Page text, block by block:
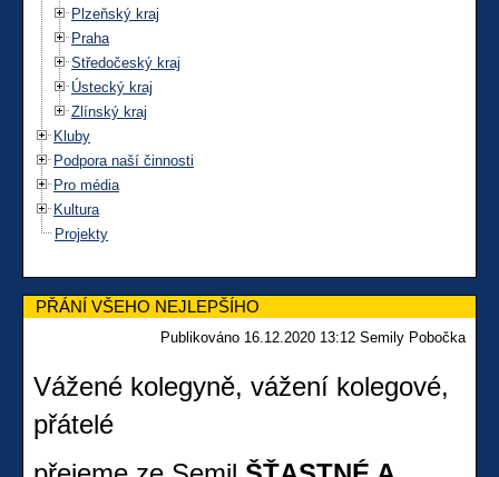
Plzeňský kraj
Praha
Středočeský kraj
Ústecký kraj
Zlínský kraj
Kluby
Podpora naší činnosti
Pro média
Kultura
Projekty
PŘÁNÍ VŠEHO NEJLEPŠÍHO
Publikováno 16.12.2020 13:12 Semily Pobočka
Vážené kolegyně, vážení kolegové,
přátelé